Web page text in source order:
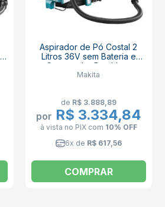
Aspirador de Pó Costal 2
Litros 36V sem Bateria e
Carregador Brushless
DVC261ZX11 MAKITA
Makita
de R$ 3.888,89
por R$ 3.334,84
à vista no PIX com 10% OFF
6x de R$ 617,56
COMPRAR